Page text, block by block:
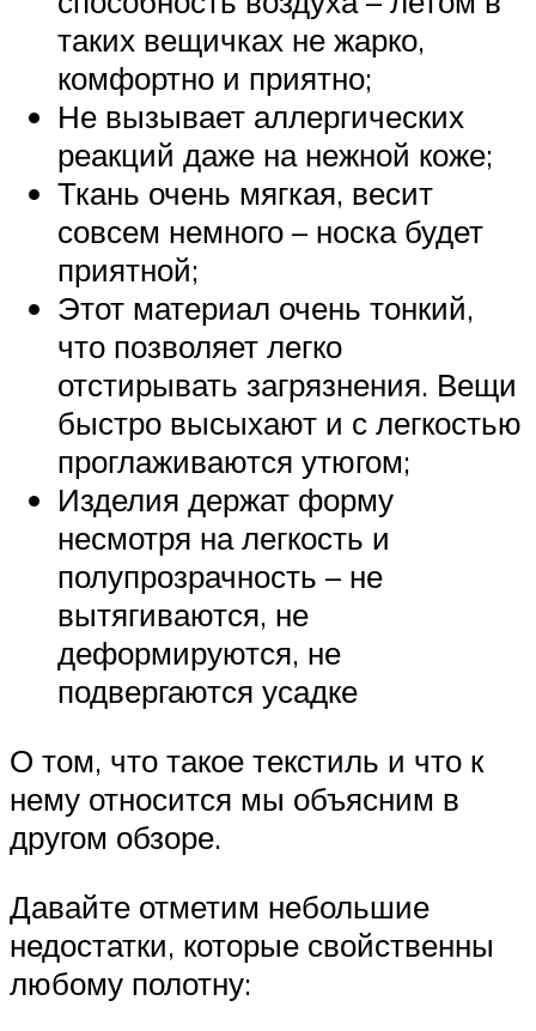
таких вещичках не жарко,
комфортно и приятно;
Не вызывает аллергических
реакций даже на нежной коже;
Ткань очень мягкая, весит
совсем немного – носка будет
приятной;
Этот материал очень тонкий,
что позволяет легко
отстирывать загрязнения. Вещи
быстро высыхают и с легкостью
проглаживаются утюгом;
Изделия держат форму
несмотря на легкость и
полупрозрачность – не
вытягиваются, не
деформируются, не
подвергаются усадке
О том, что такое текстиль и что к
нему относится мы объясним в
другом обзоре.
Давайте отметим небольшие
недостатки, которые свойственны
любому полотну: